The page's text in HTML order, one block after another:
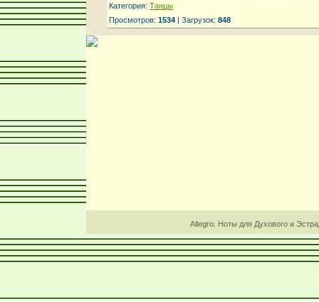
Категория: Танцы
Просмотров: 1534 | Загрузок: 848
Allegro. Ноты для Духового и